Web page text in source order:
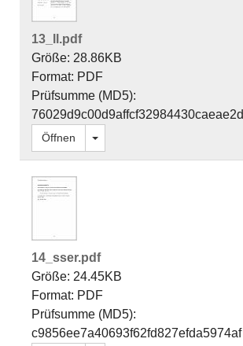
13_ll.pdf
Größe: 28.86KB
Format: PDF
Prüfsumme (MD5):
76029d9c00d9affcf32984430caeae2d
Öffnen Dropdown öffnen
14_sser.pdf
Größe: 24.45KB
Format: PDF
Prüfsumme (MD5):
c9856ee7a40693f62fd827efda5974af